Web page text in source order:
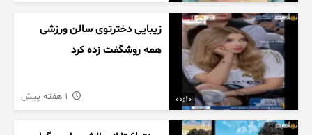
00:10
زیبایی دخترتوی سالن ورزشی
همه روشگفت زده کرد